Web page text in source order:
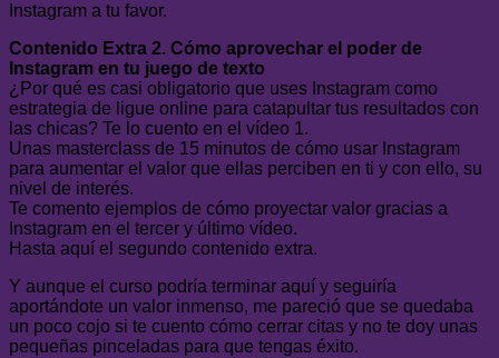
Instagram a tu favor.
Contenido Extra 2. Cómo aprovechar el poder de
Instagram en tu juego de texto
¿Por qué es casi obligatorio que uses Instagram como
estrategia de ligue online para catapultar tus resultados con
las chicas? Te lo cuento en el vídeo 1.
Unas masterclass de 15 minutos de cómo usar Instagram
para aumentar el valor que ellas perciben en ti y con ello, su
nivel de interés.
Te comento ejemplos de cómo proyectar valor gracias a
Instagram en el tercer y último vídeo.
Hasta aquí el segundo contenido extra.
Y aunque el curso podría terminar aquí y seguiría
aportándote un valor inmenso, me pareció que se quedaba
un poco cojo si te cuento cómo cerrar citas y no te doy unas
pequeñas pinceladas para que tengas éxito.